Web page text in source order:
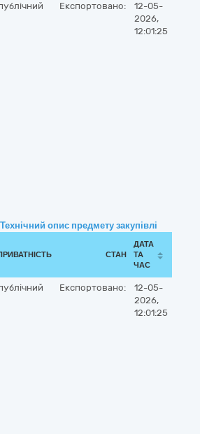
Експортовано:
12-05-
2026,
12:01:25
опис предмету закупівлі
СТАН
ДАТА
ТА
ЧАС
Експортовано:
12-05-
2026,
12:01:25